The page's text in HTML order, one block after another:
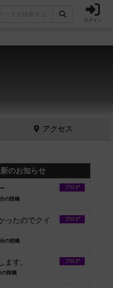
ログイン
アクセス
のお知らせ
ブログ
の投稿
ブログ
ったのでクイ
の投稿
ブログ
ます。
の投稿